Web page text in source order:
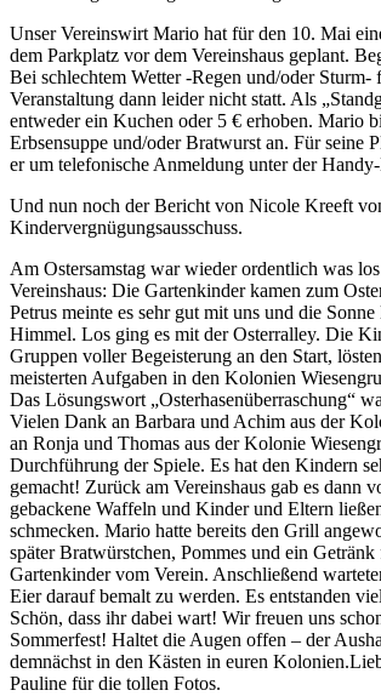
Unser Vereinswirt Mario hat für den 10. Mai
dem Parkplatz vor dem Vereinshaus geplant.
Bei schlechtem Wetter -Regen und/oder Sturm-
Veranstaltung dann leider nicht statt. Als
entweder ein Kuchen oder 5 € erhoben. Mario
Erbsensuppe und/oder Bratwurst an. Für seine
er um telefonische Anmeldung unter der
Und nun noch der Bericht von Nicole Kreeft
Kindervergnügungsausschuss.
Am Ostersamstag war wieder ordentlich was
Vereinshaus: Die Gartenkinder kamen zum
Petrus meinte es sehr gut mit uns und die
Himmel. Los ging es mit der Osterralley. Die
Gruppen voller Begeisterung an den Start,
meisterten Aufgaben in den Kolonien
Das Lösungswort „Osterhasenüberraschung“
Vielen Dank an Barbara und Achim aus der
an Ronja und Thomas aus der Kolonie
Durchführung der Spiele. Es hat den Kindern
gemacht! Zurück am Vereinshaus gab es dann
gebackene Waffeln und Kinder und Eltern
schmecken. Mario hatte bereits den Grill
später Bratwürstchen, Pommes und ein
Gartenkinder vom Verein. Anschließend
Eier darauf bemalt zu werden. Es entstanden
Schön, dass ihr dabei wart! Wir freuen uns
Sommerfest! Haltet die Augen offen – der
demnächst in den Kästen in euren
Pauline für die tollen Fotos.